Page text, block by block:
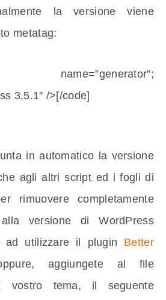
la versione viene
metatag:
name=”generator”;
3.5.1″ />[/code]
in automatico la versione
agli altri script ed i fogli di
rimuovere completamente
versione di WordPress
ad utilizzare il plugin Better
aggiungete al file
vostro tema, il seguente